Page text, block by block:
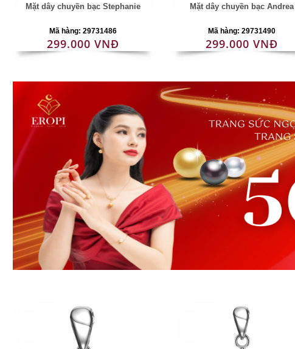
Mặt dây chuyền bạc Stephanie
Mã hàng: 29731486
299.000 VNĐ
Mặt dây chuyền bạc Andrea
Mã hàng: 29731490
299.000 VNĐ